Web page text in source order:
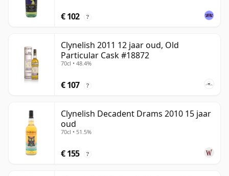
€ 102 ?
Clynelish 2011 12 jaar oud, Old
Particular Cask #18872
70cl • 48.4%
€ 107 ?
Clynelish Decadent Drams 2010 15 jaar
oud
70cl • 51.5%
€ 155 ?